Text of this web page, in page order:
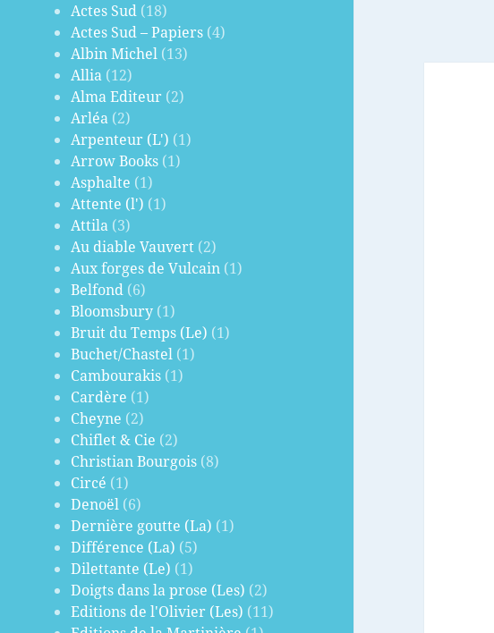
Actes Sud (18)
Actes Sud – Papiers (4)
Albin Michel (13)
Allia (12)
Alma Editeur (2)
Arléa (2)
Arpenteur (L') (1)
Arrow Books (1)
Asphalte (1)
Attente (l') (1)
Attila (3)
Au diable Vauvert (2)
Aux forges de Vulcain (1)
Belfond (6)
Bloomsbury (1)
Bruit du Temps (Le) (1)
Buchet/Chastel (1)
Cambourakis (1)
Cardère (1)
Cheyne (2)
Chiflet & Cie (2)
Christian Bourgois (8)
Circé (1)
Denoël (6)
Dernière goutte (La) (1)
Différence (La) (5)
Dilettante (Le) (1)
Doigts dans la prose (Les) (2)
Editions de l'Olivier (Les) (11)